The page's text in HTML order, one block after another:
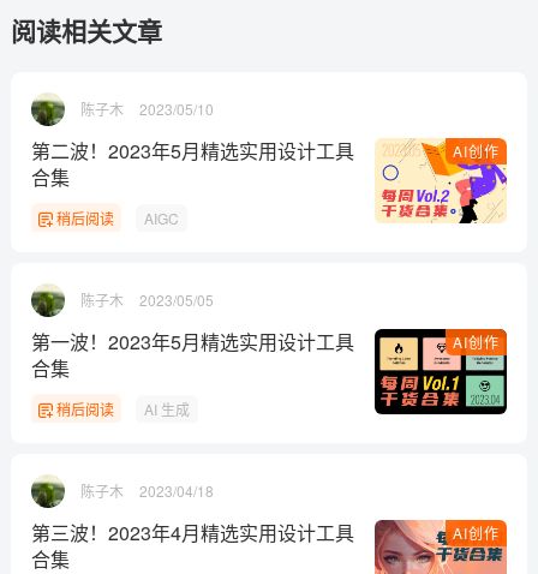
阅读相关文章
陈子木 2023/05/10
AI创作
第二波！2023年5月精选实用设计工具
合集
稍后阅读 AIGC
陈子木 2023/05/05
AI创作
第一波！2023年5月精选实用设计工具
合集
稍后阅读 AI 生成
陈子木 2023/04/18
AI创作
第三波！2023年4月精选实用设计工具
合集